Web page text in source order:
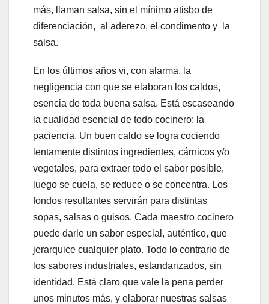
más, llaman salsa, sin el mínimo atisbo de
diferenciación, al aderezo, el condimento y la
salsa.
En los últimos años vi, con alarma, la
negligencia con que se elaboran los caldos,
esencia de toda buena salsa. Está escaseando
la cualidad esencial de todo cocinero: la
paciencia. Un buen caldo se logra cociendo
lentamente distintos ingredientes, cárnicos y/o
vegetales, para extraer todo el sabor posible,
luego se cuela, se reduce o se concentra. Los
fondos resultantes servirán para distintas
sopas, salsas o guisos. Cada maestro cocinero
puede darle un sabor especial, auténtico, que
jerarquice cualquier plato. Todo lo contrario de
los sabores industriales, estandarizados, sin
identidad. Está claro que vale la pena perder
unos minutos más, y elaborar nuestras salsas